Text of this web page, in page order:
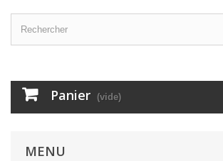
Panier (vide)
MENU